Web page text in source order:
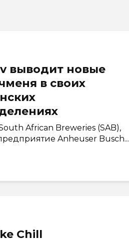
выводит новые
в своих
African Breweries (SAB),
Anheuser Busch...
Chill